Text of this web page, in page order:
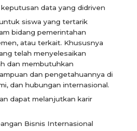
data yang didriven
siswa yang tertarik
bidang pemerintahan
atau terkait. Khususnya
telah menyelesaikan
dan membutuhkan
dan pengetahuannya di
dan hubungan internasional.
dapat melanjutkan karir
Bisnis Internasional